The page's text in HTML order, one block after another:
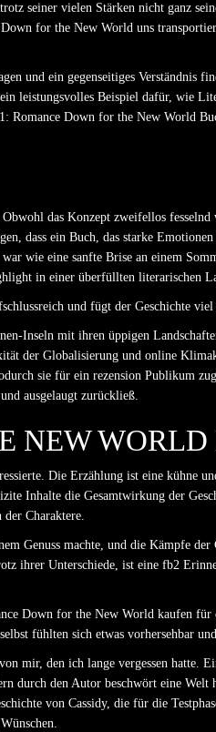
seiner vielen Stärken nicht ganz
for the New World uns
und ein gegenseitiges Verständnis
leistungsvolles Beispiel dafür, wie
Romance Down for the New World
das Konzept zweifellos
dass ein Buch, das starke
wie eine sanfte Brise an einem
in einer überfüllten literarischen
und fügt der Geschichte viel
Inseln mit ihren üppigen
der Globalisierung und online
sie für ein rezension Publikum
ausgelaugt zurückließ.
NEW WORLD
Die Erzählung ist eine kühne
Inhalte die Gesamtwirkung der
Charaktere.
Genuss machte, und die Kämpfe
ihrer Unterschiede, ist eine fb2
Down for the New World kaufen
fühlten sich etwas vorhersehbar
mir, den ich lange vergessen hatte.
durch den Autor beschwört eine
von Cassidy, die für die